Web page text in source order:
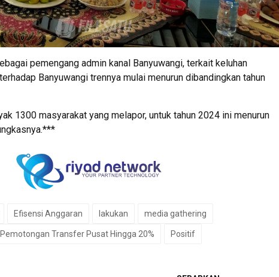
pemengang admin kanal Banyuwangi, terkait keluhan
Banyuwangi trennya mulai menurun dibandingkan tahun
1300 masyarakat yang melapor, untuk tahun 2024 ini menurun
Efisensi Anggaran lakukan media gathering
Pemotongan Transfer Pusat Hingga 20% Positif